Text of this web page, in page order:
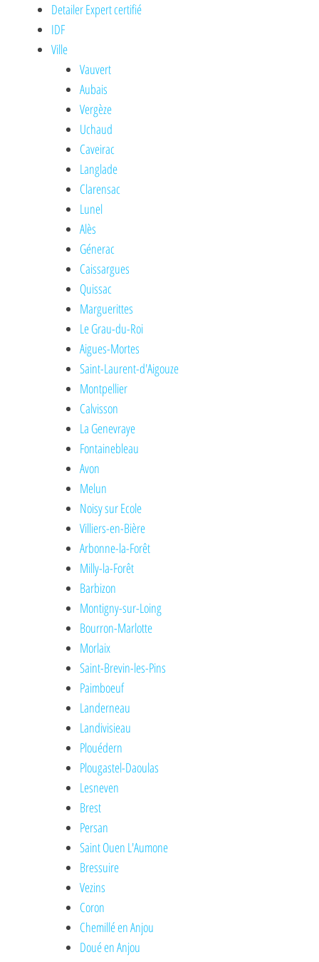
Detailer Expert certifié
IDF
Ville
Vauvert
Aubais
Vergèze
Uchaud
Caveirac
Langlade
Clarensac
Lunel
Alès
Génerac
Caissargues
Quissac
Marguerittes
Le Grau-du-Roi
Aigues-Mortes
Saint-Laurent-d'Aigouze
Montpellier
Calvisson
La Genevraye
Fontainebleau
Avon
Melun
Noisy sur Ecole
Villiers-en-Bière
Arbonne-la-Forêt
Milly-la-Forêt
Barbizon
Montigny-sur-Loing
Bourron-Marlotte
Morlaix
Saint-Brevin-les-Pins
Paimboeuf
Landerneau
Landivisieau
Plouédern
Plougastel-Daoulas
Lesneven
Brest
Persan
Saint Ouen L'Aumone
Bressuire
Vezins
Coron
Chemillé en Anjou
Doué en Anjou